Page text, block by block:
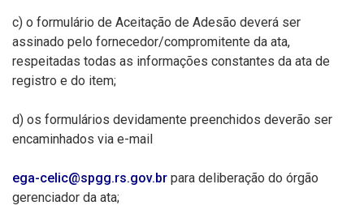
c) o formulário de Aceitação de Adesão deverá ser
assinado pelo fornecedor/compromitente da ata,
respeitadas todas as informações constantes da ata de
registro e do item;
d) os formulários devidamente preenchidos deverão ser
encaminhados via e-mail
ega-celic@spgg.rs.gov.br para deliberação do órgão
gerenciador da ata;